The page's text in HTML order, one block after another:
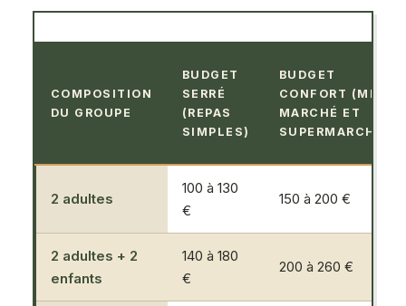
COMPOSITION
DU GROUPE
BUDGET
SERRÉ
(REPAS
SIMPLES)
BUDGET
CONFORT (MIX
MARCHÉ ET
SUPERMARCHÉ)
2 adultes
100 à 130
€
150 à 200 €
2 adultes + 2
enfants
140 à 180
€
200 à 260 €